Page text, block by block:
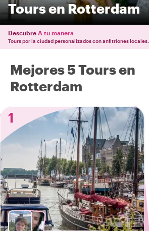
Tours en Rotterdam
Descubre A tu manera
Tours por la ciudad personalizados con anfitriones locales.
Mejores 5 Tours en
Rotterdam
1